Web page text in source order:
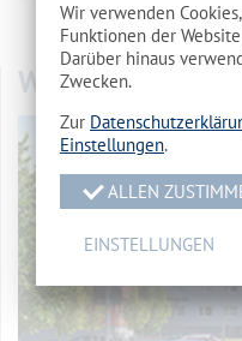
vorherige Seite//
WOHNHEIM
Wir verwenden
Funktionen der
Darüber hinaus
Zwecken.
Zur
Einstellungen.
ALLEN
EINSTELLUNGEN